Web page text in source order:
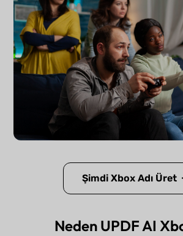
Şimdi Xbox Adı Üret
Neden UPDF AI